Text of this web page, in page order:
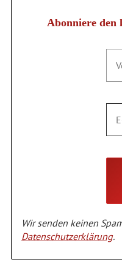
Abonniere den
Wir senden keinen
Datenschutzerklärung.